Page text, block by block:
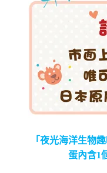
「夜光海洋生物
蛋內含1